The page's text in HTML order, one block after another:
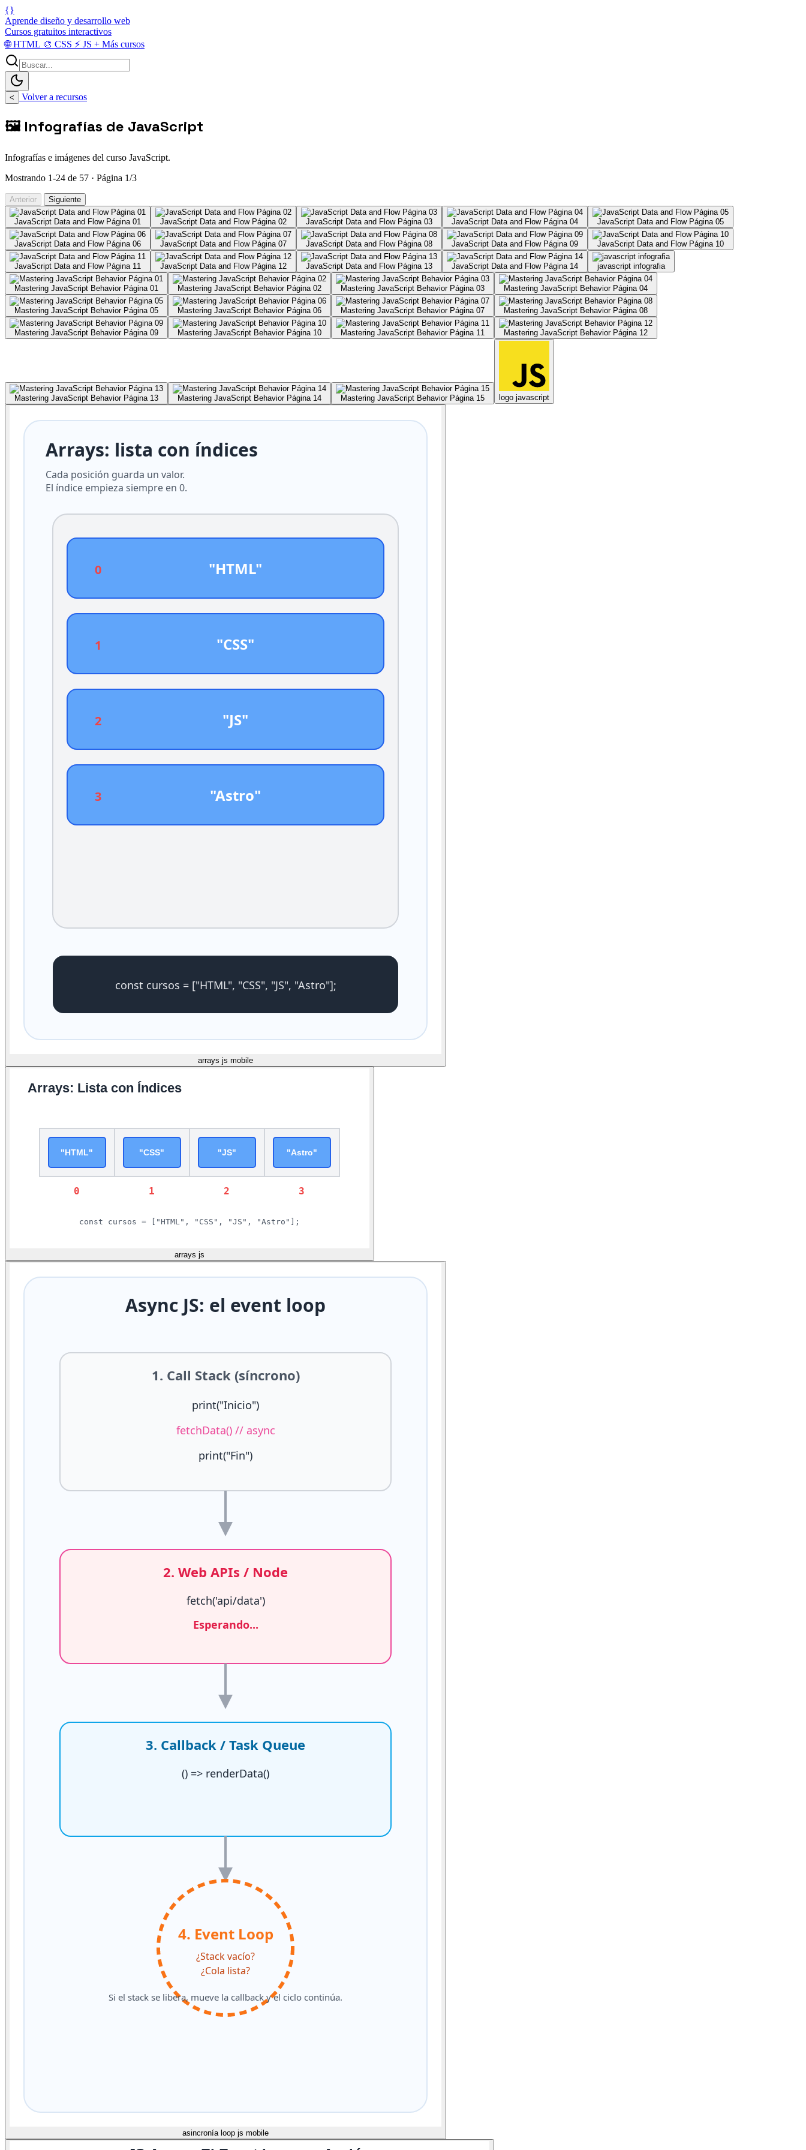
{}
Aprende diseño y desarrollo web
Cursos gratuitos interactivos
🌐HTML 🎨 CSS ⚡ JS + Más cursos
< Volver a recursos
🖼️ Infografías de JavaScript
Infografías e imágenes del curso JavaScript.
Mostrando 1-24 de 57 · Página 1/3
Anterior Siguiente
JavaScript Data and Flow Página 01 JavaScript Data and Flow Página 02 JavaScript Data and Flow Página 03 JavaScript Data and Flow Página 04 JavaScript Data and Flow Página 05
JavaScript Data and Flow Página 06 JavaScript Data and Flow Página 07 JavaScript Data and Flow Página 08 JavaScript Data and Flow Página 09 JavaScript Data and Flow Página 10
JavaScript Data and Flow Página 11 JavaScript Data and Flow Página 12 JavaScript Data and Flow Página 13 JavaScript Data and Flow Página 14 javascript infografia
Mastering JavaScript Behavior Página 01 Mastering JavaScript Behavior Página 02 Mastering JavaScript Behavior Página 03 Mastering JavaScript Behavior Página 04
Mastering JavaScript Behavior Página 05 Mastering JavaScript Behavior Página 06 Mastering JavaScript Behavior Página 07 Mastering JavaScript Behavior Página 08
Mastering JavaScript Behavior Página 09 Mastering JavaScript Behavior Página 10 Mastering JavaScript Behavior Página 11 Mastering JavaScript Behavior Página 12
Mastering JavaScript Behavior Página 13 Mastering JavaScript Behavior Página 14 Mastering JavaScript Behavior Página 15 logo javascript
arrays js mobile
arrays js
asincronía loop js mobile